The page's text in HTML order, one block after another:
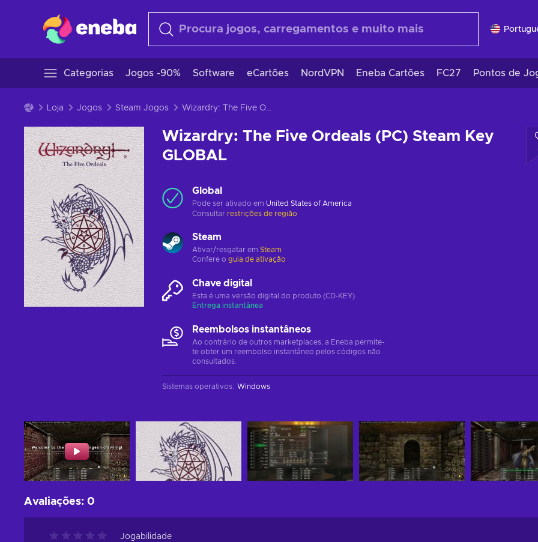
Categorias Jogos -90% Software eCartões NordVPN Eneba Cartões FC27 Pontos de
Loja Jogos Steam Jogos Wizardry: The Five Ordeals (PC) Steam Key GLOBAL
Wizardry: The Five Ordeals (PC) Steam Key
GLOBAL
Global
Pode ser ativado em United States of America
Consultar restrições de região
Steam
Ativar/resgatar em Steam
Confere o guia de ativação
Chave digital
Esta é uma versão digital do produto (CD-KEY)
Entrega instantânea
Reembolsos instantâneos
Ao contrário de outros marketplaces, a Eneba permite-
te obter um reembolso instantâneo pelos códigos não
consultados.
Sistemas operativos: Windows
Avaliações: 0
Jogabilidade